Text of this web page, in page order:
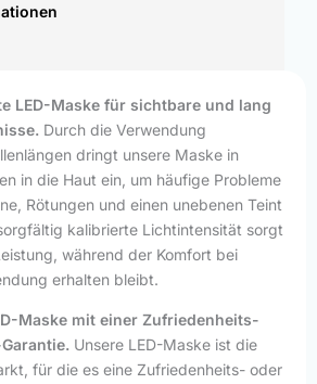
LED-Maske für sichtbare und lang
Durch die Verwendung
dringt unsere Maske in
in die Haut ein, um häufige Probleme
Rötungen und einen unebenen Teint
kalibrierte Lichtintensität sorgt
während der Komfort bei
erhalten bleibt.
Maske mit einer Zufriedenheits-
Unsere LED-Maske ist die
für die es eine Zufriedenheits- oder